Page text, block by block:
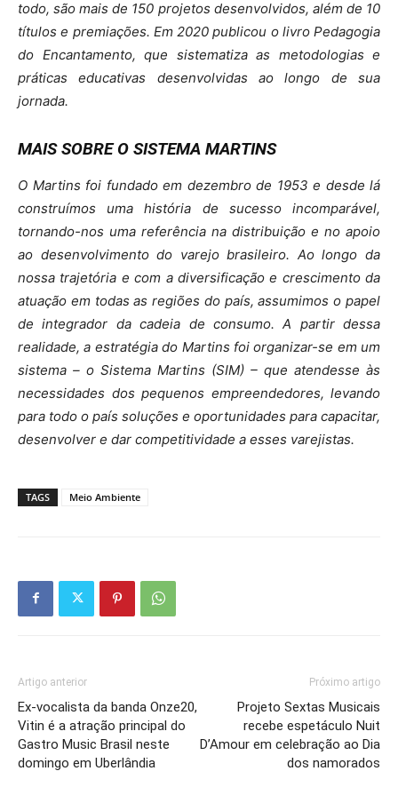
todo, são mais de 150 projetos desenvolvidos, além de 10
títulos e premiações. Em 2020 publicou o livro Pedagogia
do Encantamento, que sistematiza as metodologias e
práticas educativas desenvolvidas ao longo de sua
jornada.
MAIS SOBRE O SISTEMA MARTINS
O Martins foi fundado em dezembro de 1953 e desde lá
construímos uma história de sucesso incomparável,
tornando-nos uma referência na distribuição e no apoio
ao desenvolvimento do varejo brasileiro. Ao longo da
nossa trajetória e com a diversificação e crescimento da
atuação em todas as regiões do país, assumimos o papel
de integrador da cadeia de consumo. A partir dessa
realidade, a estratégia do Martins foi organizar-se em um
sistema – o Sistema Martins (SIM) – que atendesse às
necessidades dos pequenos empreendedores, levando
para todo o país soluções e oportunidades para capacitar,
desenvolver e dar competitividade a esses varejistas.
TAGS Meio Ambiente
Artigo anterior
Ex-vocalista da banda Onze20,
Vitin é a atração principal do
Gastro Music Brasil neste
domingo em Uberlândia
Próximo artigo
Projeto Sextas Musicais
recebe espetáculo Nuit
D’Amour em celebração ao Dia
dos namorados